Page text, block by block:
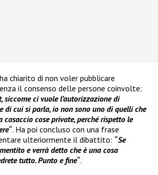
chiarito di non voler pubblicare
il consenso delle persone coinvolte:
siccome ci vuole l’autorizzazione di
di cui si parla, io non sono uno di quelli che
casaccio cose private, perché rispetto le
“. Ha poi concluso con una frase
ulteriormente il dibattito: “Se
e verrà detto che è una cosa
tutto. Punto e fine“.